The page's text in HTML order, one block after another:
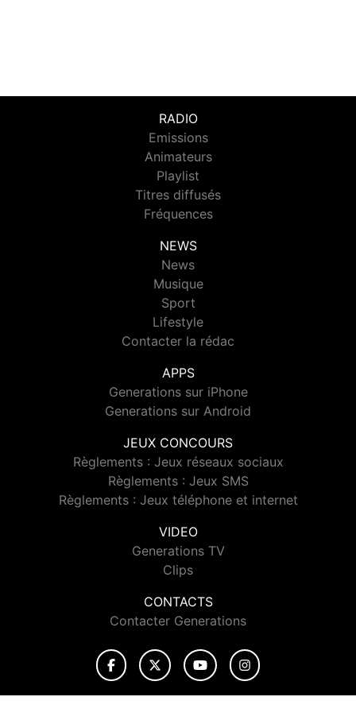
RADIO
Emissions
Animateurs
Playlist
Titres diffusés
Fréquences
NEWS
News
Musique
Sport
Lifestyle
Contacter la rédac
APPS
Generations sur iPhone
Generations sur Android
JEUX CONCOURS
Règlements : Jeux réseaux sociaux
Règlements : Jeux SMS
Règlements : Jeux téléphone et internet
VIDEO
Generations TV
Clips
CONTACTS
Contacter Generations